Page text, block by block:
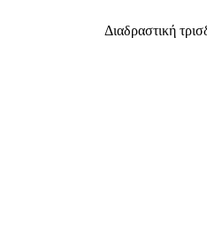
Διαδραστική